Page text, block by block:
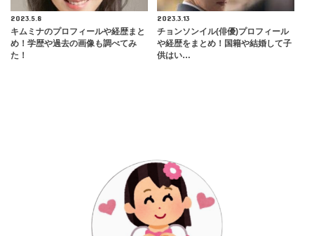
2023.5.8
キムミナのプロフィールや経歴まと
め！学歴や過去の画像も調べてみ
た！
2023.3.13
チョンソンイル(俳優)プロフィール
や経歴をまとめ！国籍や結婚して子
供はい…